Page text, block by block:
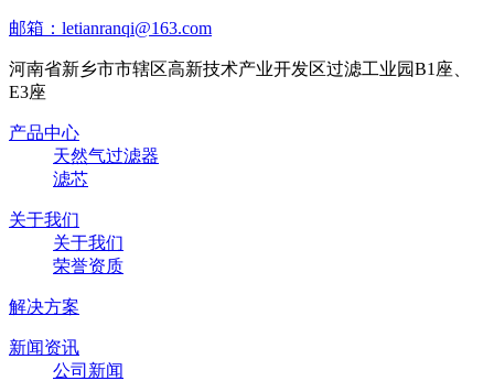
邮箱：letianranqi@163.com
河南省新乡市市辖区高新技术产业开发区过滤工业园B1座、
E3座
产品中心
天然气过滤器
滤芯
关于我们
关于我们
荣誉资质
解决方案
新闻资讯
公司新闻